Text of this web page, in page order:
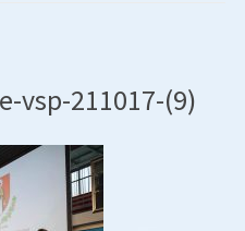
vsp-211017-(9)